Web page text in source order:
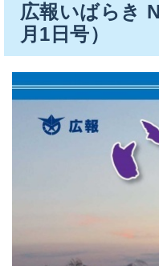
広報いばらき
月1日号）